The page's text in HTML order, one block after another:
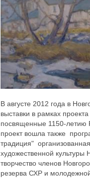
В августе 2012 года в
выставки в рамках
посвященные 1150-летию
проект вошла также
традиция"
художественной
творчество членов
резерва СХР и